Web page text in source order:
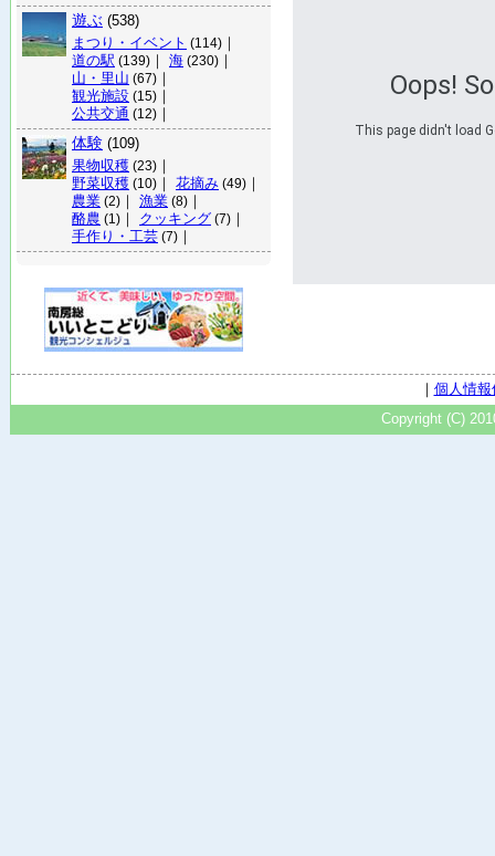
遊ぶ (538)
まつり・イベント (114) ｜
道の駅 (139) ｜ 海 (230) ｜
山・里山 (67) ｜
観光施設 (15) ｜
公共交通 (12) ｜
体験 (109)
果物収穫 (23) ｜
野菜収穫 (10) ｜ 花摘み (49) ｜
農業 (2) ｜ 漁業 (8) ｜
酪農 (1) ｜ クッキング (7) ｜
手作り・工芸 (7) ｜
Oops!
This page didn't load
｜ 個人情
Copyright (C)